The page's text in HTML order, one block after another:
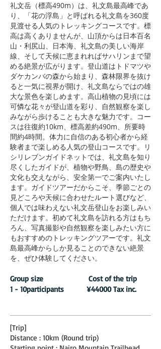
礼文岳（標高490m）は、礼文島最高峰であ
り、「花の浮島」と呼ばれる礼文島を360度
見渡せる人気のトレッキングコースです。標
高は高くありませんが、山頂からは日本百名
山・利尻山、日本海、礼文島の美しい海岸
線、そして天候に恵まれればサハリンまで望
める絶景が広がります。登山道はトドマツや
ダケカンバの森から始まり、森林限界を抜け
ると一気に視界が開け、礼文島ならではの雄
大な景色を楽しめます。高山植物の見頃には
可憐な花々が登山道を彩り、自然観察を楽し
みながら歩けることも大きな魅力です。コー
スは往復約10km、標高差約490m、所要時
間約4時間。体力に自信のある初心者から経
験者まで楽しめる人気の登山コースです。リ
シリレブンガイドネットでは、礼文島を知り
尽くしたガイドが、植物や野鳥、島の歴史や
文化も交えながら、安全第一でご案内いたし
ます。ガイドツアーだからこそ、季節ごとの
見どころや天候に合わせたルート選びなど、
個人では味わえない礼文岳登山をお楽しみい
ただけます。初めて礼文島を訪れる方はもち
ろん、写真撮影や自然観察を楽しみたい方に
もおすすめのトレッキングツアーです。礼文
島最高峰からしか見ることのできない絶景
を、ぜひ体験してください。
Group size Cost of the trip
1 - 10participants ¥44000 Tax inc.
[Trip]
Distance : 10km (Round trip)